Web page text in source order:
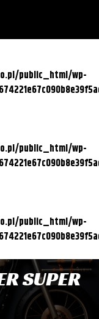
public_html/wp-
public_html/wp-
public_html/wp-
SUPER